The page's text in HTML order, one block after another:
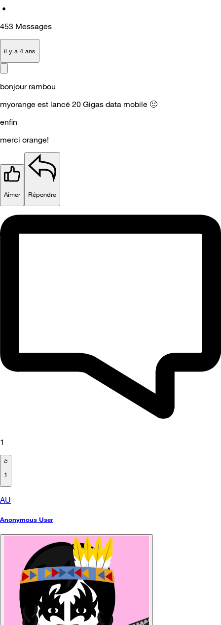
•
453 Messages
il y a 4 ans
bonjour rambou
myorange est lancé 20 Gigas data mobile 🙂
enfin
merci orange!
Aimer Répondre
1
1
AU
Anonymous User